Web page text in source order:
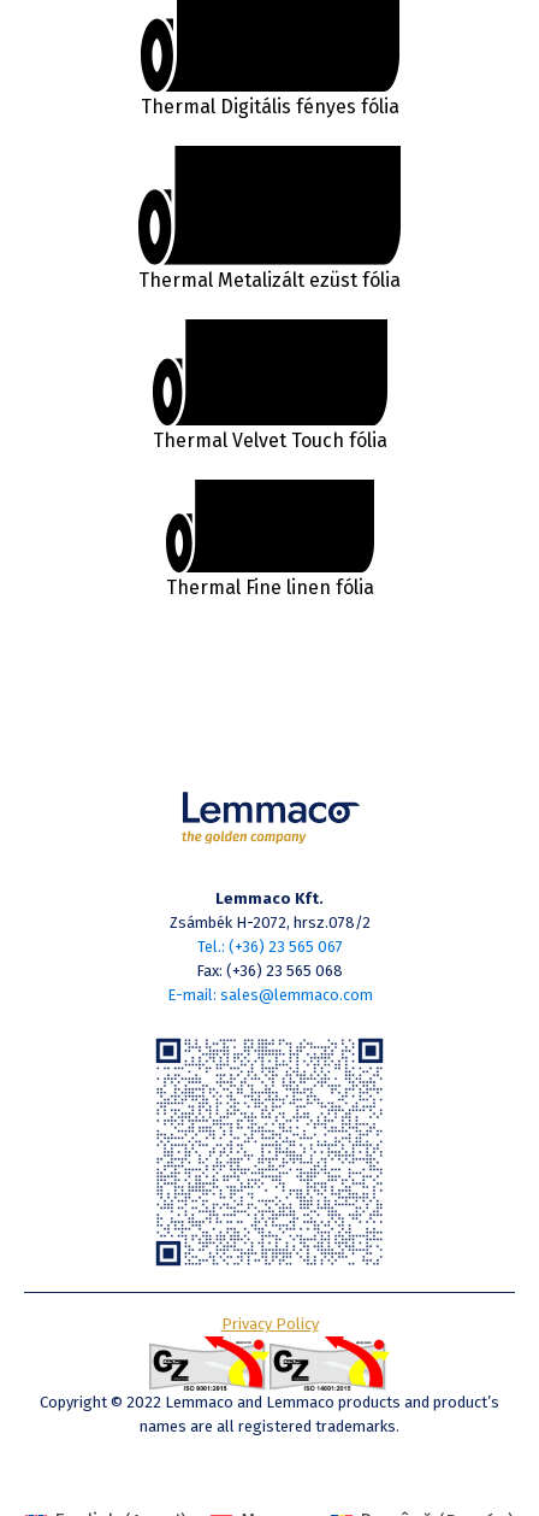
Thermal Digitális fényes fólia
Thermal Metalizált ezüst fólia
Thermal Velvet Touch fólia
Thermal Fine linen fólia
Lemmaco Kft.
Zsámbék H-2072, hrsz.078/2
Tel.: (+36) 23 565 067
Fax: (+36) 23 565 068
E-mail: sales@lemmaco.com
Copyright © 2022 Lemmaco and Lemmaco products and product’s
names are all registered trademarks.
Privacy Policy